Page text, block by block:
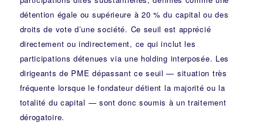
détention égale ou supérieure à 20 % du capital ou des
droits de vote d’une société. Ce seuil est apprécié
directement ou indirectement, ce qui inclut les
participations détenues via une holding interposée. Les
dirigeants de PME dépassant ce seuil — situation très
fréquente lorsque le fondateur détient la majorité ou la
totalité du capital — sont donc soumis à un traitement
dérogatoire.